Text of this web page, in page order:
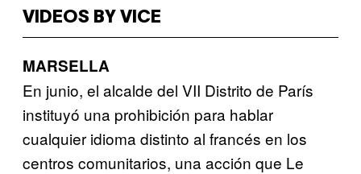
VIDEOS BY VICE
MARSELLA
En junio, el alcalde del VII Distrito de París
instituyó una prohibición para hablar
cualquier idioma distinto al francés en los
centros comunitarios, una acción que Le